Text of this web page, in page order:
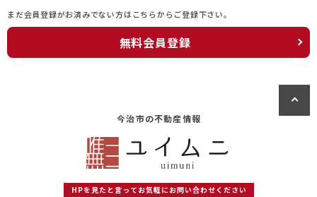
まだ会員登録がお済みでない方はこちらからご登録下さい。
無料会員登録
今治市の不動産情報
HPを見たと言ってお気軽にお問い合わせください